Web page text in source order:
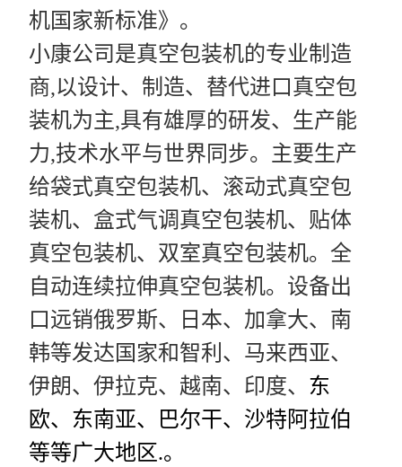
机国家新标准》。
小康公司是真空包装机的专业制造
商,以设计、制造、替代进口真空包
装机为主,具有雄厚的研发、生产能
力,技术水平与世界同步。主要生产
给袋式真空包装机、滚动式真空包
装机、盒式气调真空包装机、贴体
真空包装机、双室真空包装机。全
自动连续拉伸真空包装机。设备出
口远销俄罗斯、日本、加拿大、南
韩等发达国家和智利、马来西亚、
伊朗、伊拉克、越南、印度、 东
欧、东南亚、巴尔干、沙特阿拉伯
等等广大地区.。